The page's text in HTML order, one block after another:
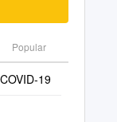
Popular
19